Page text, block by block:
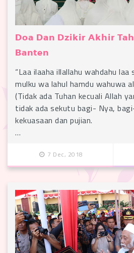
Doa Dan Dzikir Akhir
Banten
“Laa ilaaha illallahu wahdahu laa
mulku wa lahul hamdu wahuwa
(Tidak ada Tuhan kecuali Allah
tidak ada sekutu bagi- Nya,
kekuasaan dan pujian.
…
7 Dec, 2018